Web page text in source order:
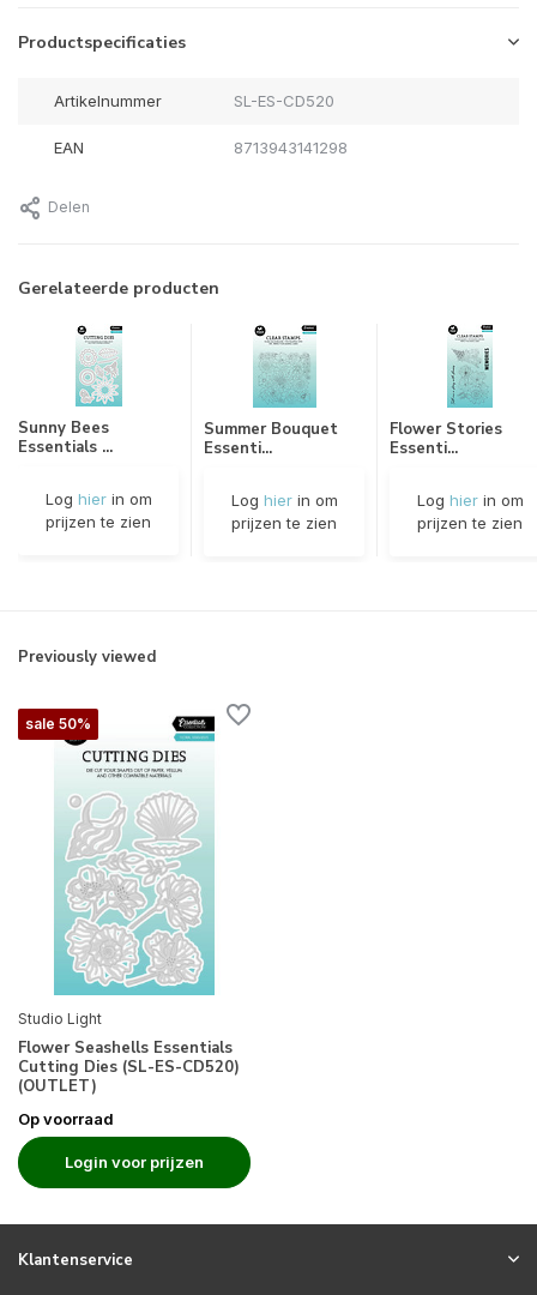
Productspecificaties
Artikelnummer SL-ES-CD520
EAN 8713943141298
Delen
Gerelateerde producten
Sunny Bees
Essentials ...
Log hierin om
prijzen te zien
Summer Bouquet
Essenti...
Log hierin om
prijzen te zien
Flower Stories
Essenti...
Log hierin om
prijzen te zien
Previously viewed
sale 50%
Studio Light
Flower Seashells Essentials
Cutting Dies (SL-ES-CD520)
(OUTLET)
Op voorraad
Login voor prijzen
Klantenservice